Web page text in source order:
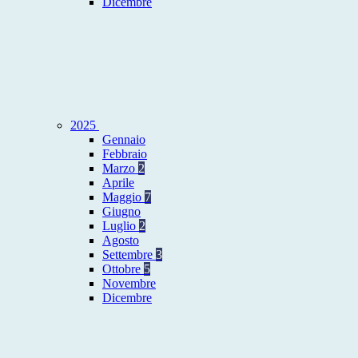
2025
Gennaio
Febbraio
Marzo 2
Aprile
Maggio 7
Giugno
Luglio 2
Agosto
Settembre 3
Ottobre 5
Novembre
Dicembre